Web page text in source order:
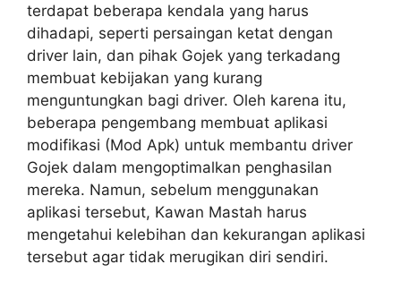
terdapat beberapa kendala yang harus
dihadapi, seperti persaingan ketat dengan
driver lain, dan pihak Gojek yang terkadang
membuat kebijakan yang kurang
menguntungkan bagi driver. Oleh karena itu,
beberapa pengembang membuat aplikasi
modifikasi (Mod Apk) untuk membantu driver
Gojek dalam mengoptimalkan penghasilan
mereka. Namun, sebelum menggunakan
aplikasi tersebut, Kawan Mastah harus
mengetahui kelebihan dan kekurangan aplikasi
tersebut agar tidak merugikan diri sendiri.